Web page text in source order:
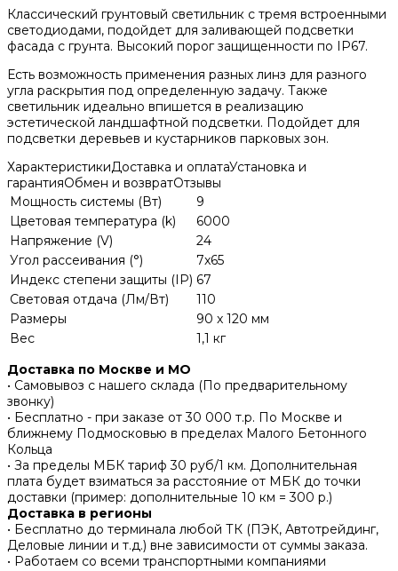
Классический грунтовый светильник с тремя встроенными
светодиодами, подойдет для заливающей подсветки
фасада с грунта. Высокий порог защищенности по IP67.
Есть возможность применения разных линз для разного
угла раскрытия под определенную задачу. Также
светильник идеально впишется в реализацию
эстетической ландшафтной подсветки. Подойдет для
подсветки деревьев и кустарников парковых зон.
ХарактеристикиДоставка и оплатаУстановка и
гарантияОбмен и возвратОтзывы
Мощность системы (Вт)
9
Цветовая температура (k)
6000
Напряжение (V)
24
Угол рассеивания (°)
7x65
Индекс степени защиты (IP) 67
Световая отдача (Лм/Вт)
110
Размеры
90 x 120 мм
Вес
1,1 кг
Доставка по Москве и МО
• Самовывоз с нашего склада (По предварительному
звонку)
• Бесплатно - при заказе от 30 000 т.р. По Москве и
ближнему Подмосковью в пределах Малого Бетонного
Кольца
• За пределы МБК тариф 30 руб/1 км. Дополнительная
плата будет взиматься за расстояние от МБК до точки
доставки (пример: дополнительные 10 км = 300 р.)
Доставка в регионы
• Бесплатно до терминала любой ТК (ПЭК, Автотрейдинг,
Деловые линии и т.д.) вне зависимости от суммы заказа.
• Работаем со всеми транспортными компаниями